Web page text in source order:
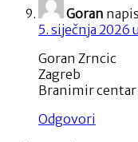
Goran
5. siječnja 2026
Goran Zrncic
Zagreb
Branimir centar
Odgovori